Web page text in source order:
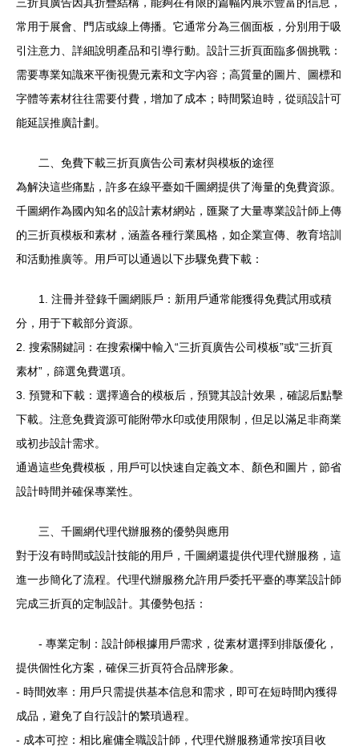
常用于展會、門店或線上傳播。它通常分為三個面板，分別用于吸
引注意力、詳細說明產品和引導行動。設計三折頁面臨多個挑戰：
需要專業知識來平衡視覺元素和文字內容；高質量的圖片、圖標和
字體等素材往往需要付費，增加了成本；時間緊迫時，從頭設計可
能延誤推廣計劃。
二、免費下載三折頁廣告公司素材與模板的途徑
為解決這些痛點，許多在線平臺如千圖網提供了海量的免費資源。
千圖網作為國內知名的設計素材網站，匯聚了大量專業設計師上傳
的三折頁模板和素材，涵蓋各種行業風格，如企業宣傳、教育培訓
和活動推廣等。用戶可以通過以下步驟免費下載：
1. 注冊并登錄千圖網賬戶：新用戶通常能獲得免費試用或積
分，用于下載部分資源。
2. 搜索關鍵詞：在搜索欄中輸入“三折頁廣告公司模板”或“三折頁
素材”，篩選免費選項。
3. 預覽和下載：選擇適合的模板后，預覽其設計效果，確認后點擊
下載。注意免費資源可能附帶水印或使用限制，但足以滿足非商業
或初步設計需求。
通過這些免費模板，用戶可以快速自定義文本、顏色和圖片，節省
設計時間并確保專業性。
三、千圖網代理代辦服務的優勢與應用
對于沒有時間或設計技能的用戶，千圖網還提供代理代辦服務，這
進一步簡化了流程。代理代辦服務允許用戶委托平臺的專業設計師
完成三折頁的定制設計。其優勢包括：
- 專業定制：設計師根據用戶需求，從素材選擇到排版優化，
提供個性化方案，確保三折頁符合品牌形象。
- 時間效率：用戶只需提供基本信息和需求，即可在短時間內獲得
成品，避免了自行設計的繁瑣過程。
- 成本可控：相比雇傭全職設計師，代理代辦服務通常按項目收